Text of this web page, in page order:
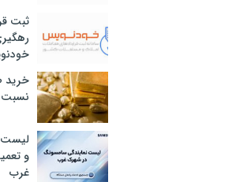
ثبت
خرید
نسبت
لیست
و
غرب